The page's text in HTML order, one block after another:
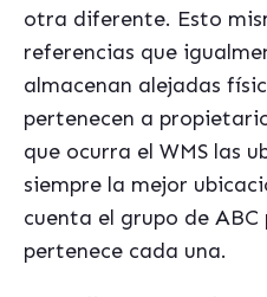
otra diferente. Esto
referencias que
almacenan alejadas
pertenecen a
que ocurra el WMS las
siempre la mejor
cuenta el grupo de
pertenece cada una.